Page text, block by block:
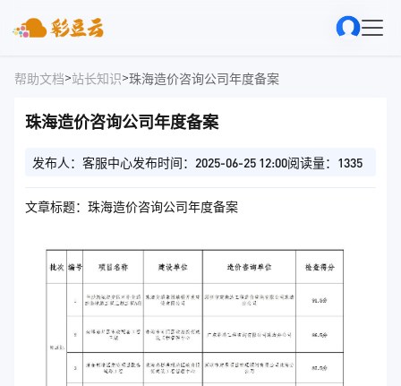
帮助文档>站长知识>珠海造价咨询公司年度备案
珠海造价咨询公司年度备案
发布人：客服中心发布时间：2025-06-25 12:00阅读量：1335
文章标题：珠海造价咨询公司年度备案